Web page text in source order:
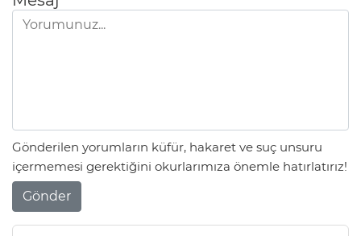
Gönderilen yorumların küfür, hakaret ve suç unsuru
içermemesi gerektiğini okurlarımıza önemle hatırlatırız!
Gönder